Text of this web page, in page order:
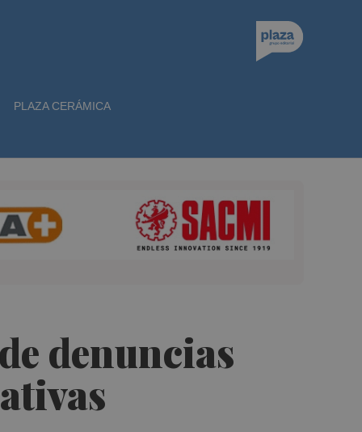
PLAZA CERÁMICA
denuncias